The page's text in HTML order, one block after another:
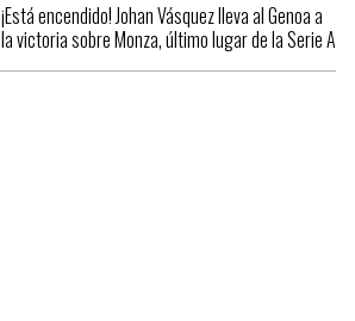
¡Está encendido! Johan Vásquez lleva al Genoa a
la victoria sobre Monza, último lugar de la Serie A